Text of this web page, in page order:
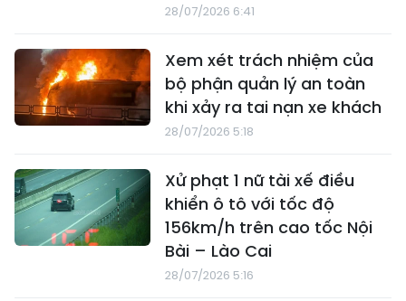
28/07/2026 6:41
Xem xét trách nhiệm của
bộ phận quản lý an toàn
khi xảy ra tai nạn xe khách
28/07/2026 5:18
Xử phạt 1 nữ tài xế điều
khiển ô tô với tốc độ
156km/h trên cao tốc Nội
Bài – Lào Cai
28/07/2026 5:16